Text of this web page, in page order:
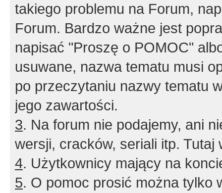
takiego problemu na Forum,
Forum. Bardzo ważne jest
napisać "Proszę o POMOC"
usuwane, nazwa tematu musi
po przeczytaniu nazwy tematu
jego zawartości.
3. Na forum nie podajemy, ani
wersji, cracków, seriali itp. Tutaj
4. Użytkownicy mający na
5. O pomoc prosić można tylko